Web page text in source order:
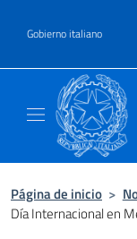
Gobierno italiano
Página de inicio >
Día Internacional en